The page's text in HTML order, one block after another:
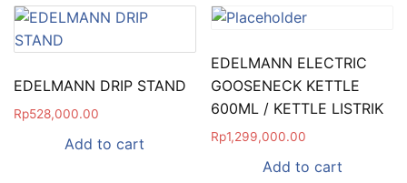
EDELMANN DRIP STAND
Rp528,000.00
Add to cart
EDELMANN ELECTRIC
GOOSENECK KETTLE
600ML / KETTLE LISTRIK
Rp1,299,000.00
Add to cart